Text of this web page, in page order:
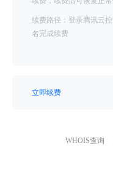
续费路径：登录腾讯云
名完成续费
立即续费
WHOIS查询